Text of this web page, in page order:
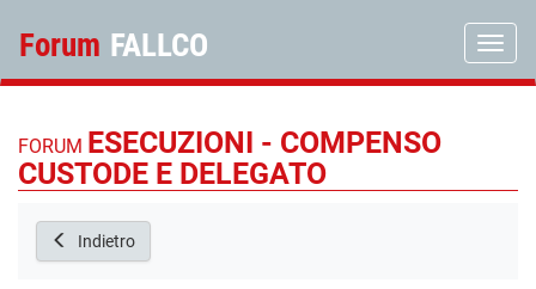
Forum FALLCO
FORUM ESECUZIONI - COMPENSO
CUSTODE E DELEGATO
Indietro